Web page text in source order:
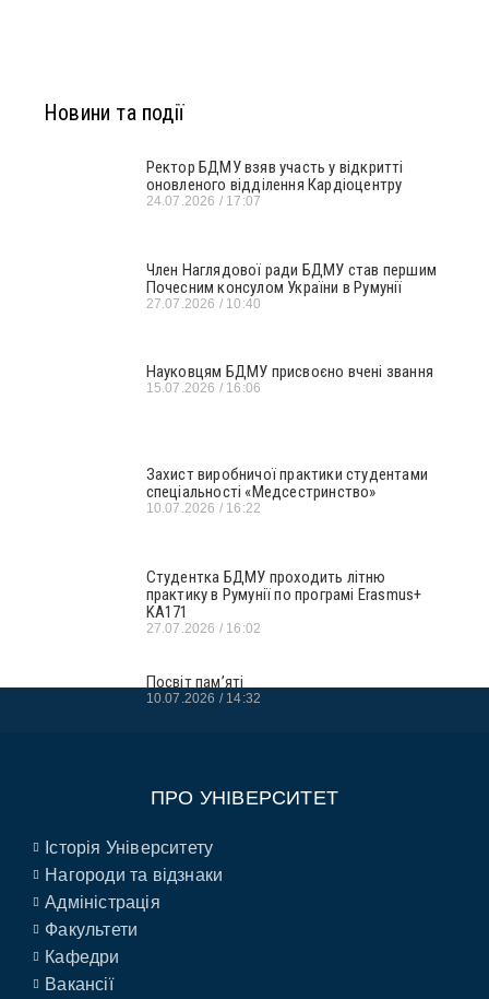
Новини та події
Ректор БДМУ взяв участь у відкритті
оновленого відділення Кардіоцентру
24.07.2026 17:07
Член Наглядової ради БДМУ став першим
Почесним консулом України в Румунії
27.07.2026 10:40
Науковцям БДМУ присвоєно вчені звання
15.07.2026 16:06
Захист виробничої практики студентами
спеціальності «Медсестринство»
10.07.2026 16:22
Студентка БДМУ проходить літню
практику в Румунії по програмі Erasmus+
KA171
27.07.2026 16:02
Посвіт пам’яті
10.07.2026 14:32
ПРО УНІВЕРСИТЕТ
Історія Університету
Нагороди та відзнаки
Адміністрація
Факультети
Кафедри
Вакансії